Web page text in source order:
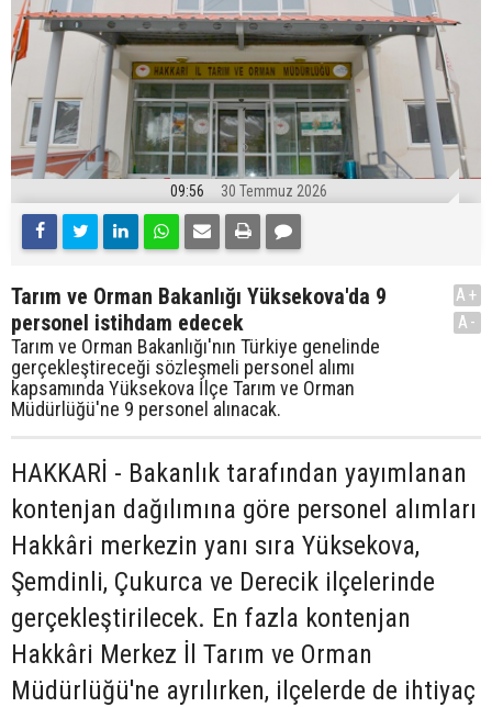
09:56 30 Temmuz 2026
Tarım ve Orman Bakanlığı Yüksekova'da 9
personel istihdam edecek
Tarım ve Orman Bakanlığı'nın Türkiye genelinde
gerçekleştireceği sözleşmeli personel alımı
kapsamında Yüksekova İlçe Tarım ve Orman
Müdürlüğü'ne 9 personel alınacak.
A+
A-
HAKKARİ - Bakanlık tarafından yayımlanan
kontenjan dağılımına göre personel alımları
Hakkâri merkezin yanı sıra Yüksekova,
Şemdinli, Çukurca ve Derecik ilçelerinde
gerçekleştirilecek. En fazla kontenjan
Hakkâri Merkez İl Tarım ve Orman
Müdürlüğü'ne ayrılırken, ilçelerde de ihtiyaç